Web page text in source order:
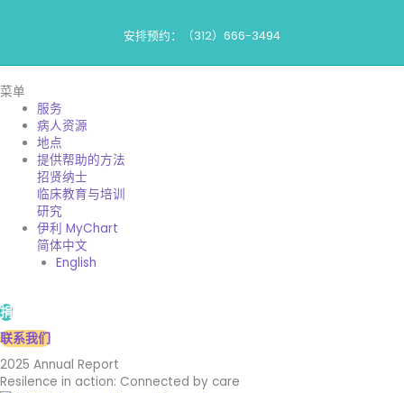
安排预约：（312）666-3494
菜单
服务
病人资源
地点
提供帮助的方法
招贤纳士
临床教育与培训
研究
伊利 MyChart
简体中文
English
捐
联系我们
2025 Annual Report
Resilence in action: Connected by care